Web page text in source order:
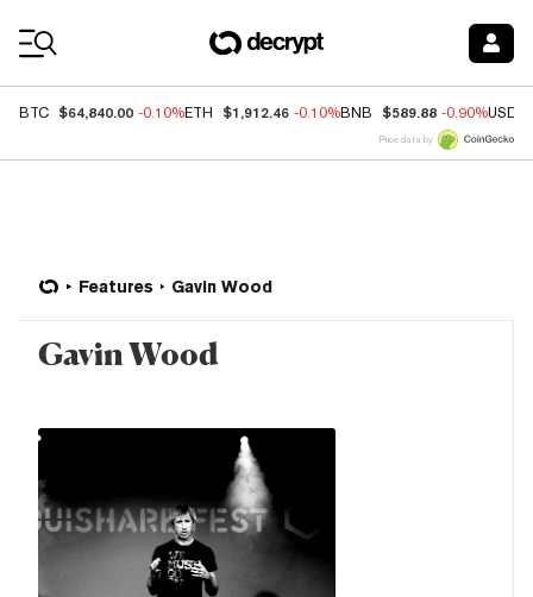
BTC $64,840.00 -0.10%ETH $1,912.46 -0.10%BNB $589.88 -0.90%USDC
Price data by
Features Gavin Wood
Gavin Wood